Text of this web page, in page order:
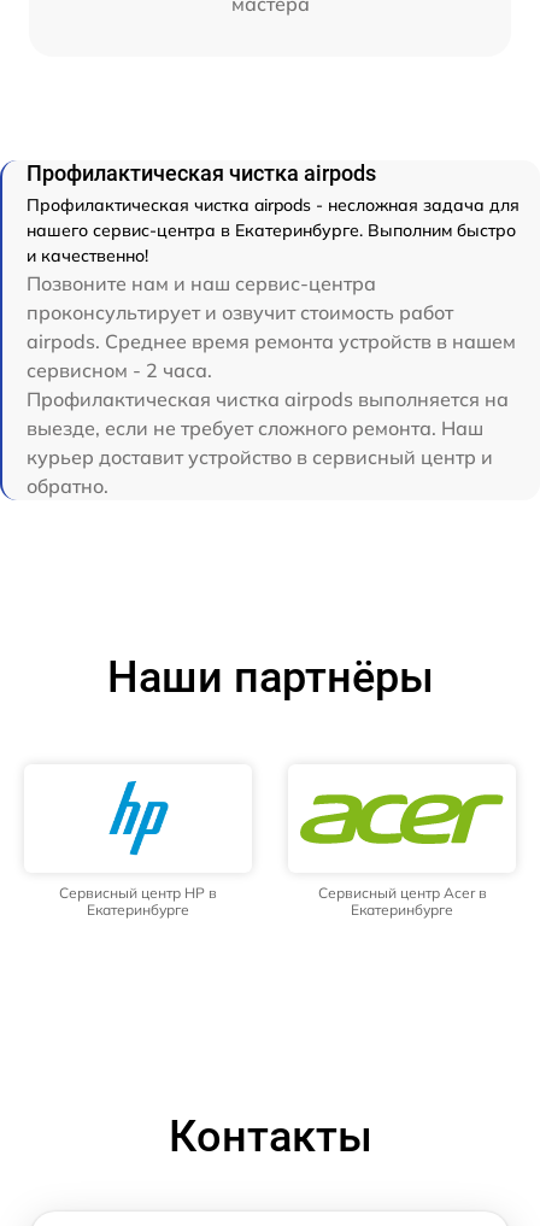
Профилактическая чистка airpods
Профилактическая чистка airpods - несложная задача для
нашего сервис-центра в Екатеринбурге. Выполним быстро
и качественно!
Позвоните нам и наш сервис-центра
проконсультирует и озвучит стоимость работ
airpods. Среднее время ремонта устройств в нашем
сервисном - 2 часа.
Профилактическая чистка airpods выполняется на
выезде, если не требует сложного ремонта. Наш
курьер доставит устройство в сервисный центр и
обратно.
Наши партнёры
Сервисный центр HP в
Екатеринбурге
Сервисный центр Acer в
Екатеринбурге
Контакты